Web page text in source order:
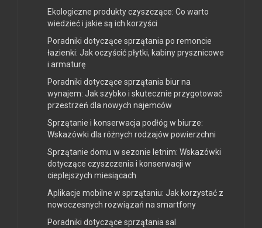
Ekologiczne produkty czyszczące: Co warto
wiedzieć i jakie są ich korzyści
Poradniki dotyczące sprzątania po remoncie
łazienki: Jak oczyścić płytki, kabiny prysznicowe
i armaturę
Poradniki dotyczące sprzątania biur na
wynajem: Jak szybko i skutecznie przygotować
przestrzeń dla nowych najemców
Sprzątanie i konserwacja podłóg w biurze:
Wskazówki dla różnych rodzajów powierzchni
Sprzątanie domu w sezonie letnim: Wskazówki
dotyczące czyszczenia i konserwacji w
cieplejszych miesiącach
Aplikacje mobilne w sprzątaniu: Jak korzystać z
nowoczesnych rozwiązań na smartfony
Poradniki dotyczące sprzątania sal